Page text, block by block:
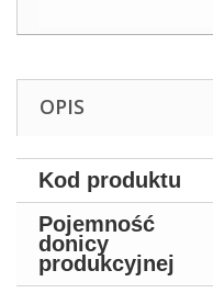
OPIS
Kod produktu
Pojemność
donicy
produkcyjnej